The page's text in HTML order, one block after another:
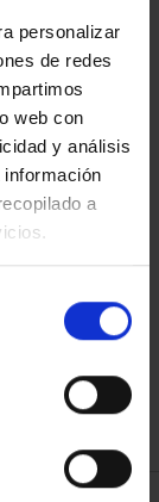
personalizar
de redes
web con
y análisis
a